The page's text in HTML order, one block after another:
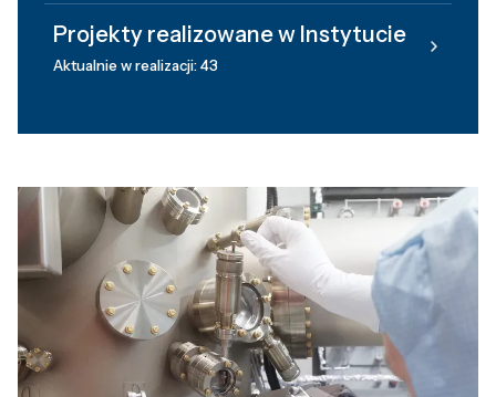
Projekty realizowane w Instytucie
Aktualnie w realizacji: 43